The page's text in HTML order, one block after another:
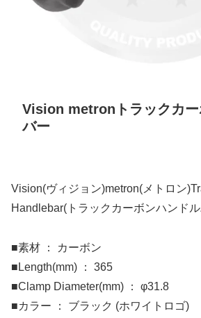
Vision metronトラックカー
バー
Vision(ヴィジョン)metron(メトロン
Handlebar(トラックカーボンハンドル
■素材 ： カーボン
■Length(mm) ： 365
■Clamp Diameter(mm) ： φ31.8
■カラー ： ブラック (ホワイトロゴ)